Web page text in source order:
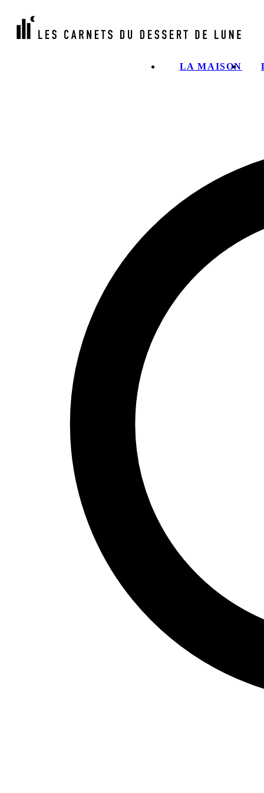
LA MAISON